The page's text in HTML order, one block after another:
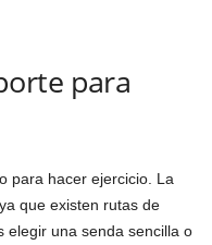
para
para hacer ejercicio. La
que existen rutas de
elegir una senda sencilla o